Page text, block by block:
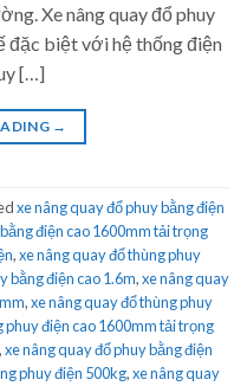
Xe nâng quay đổ phuy
đặc biệt với hệ thống điện
[…]
→
xe nâng quay đổ phuy bằng điện
điện cao 1600mm tải trọng
,xe nâng quay đổ thùng phuy
bằng điện cao 1.6m,xe nâng quay
,xe nâng quay đổ thùng phuy
phuy điện cao 1600mm tải trọng
,xe nâng quay đổ phuy bằng điện
phuy điện 500kg,xe nâng quay